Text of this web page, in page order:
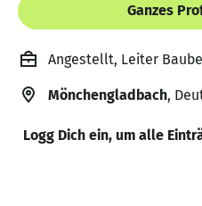
Ganzes
Angestellt, Leiter
Mönchengladbach,
Logg Dich ein, um alle